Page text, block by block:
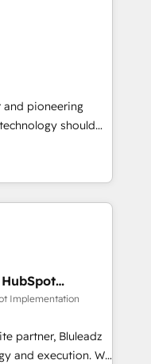
our team
with real
consultants have
us a practical
operators need
evolve. Since
software,
services and
systems that
strong
and pioneering
objectives,
KPIs.
The question is
integrated with
ERPs, and any
extend
-AI-
operations to
Implementation
partner, Bluleadz
execution. We